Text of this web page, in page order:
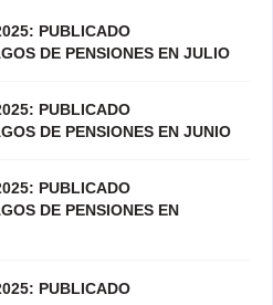
PUBLICADO
DE PENSIONES EN JULIO
PUBLICADO
DE PENSIONES EN JUNIO
PUBLICADO
DE PENSIONES EN
PUBLICADO